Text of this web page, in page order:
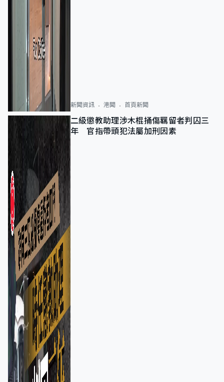
新聞資訊 港聞 首頁新聞
二級懲教助理涉木棍捅傷羈留者判囚三
年 官指帶頭犯法屬加刑因素